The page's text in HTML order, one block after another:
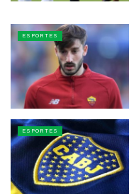
ESPORTES
ESPORTES